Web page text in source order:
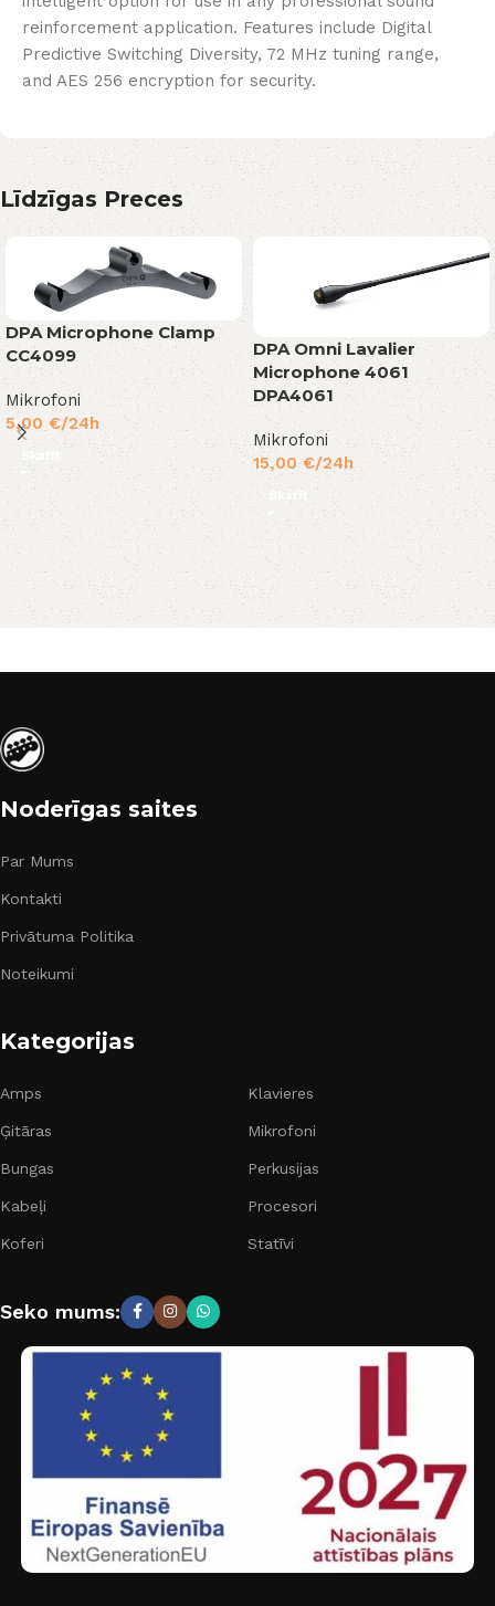
reinforcement application. Features include Digital
Predictive Switching Diversity, 72 MHz tuning range,
and AES 256 encryption for security.
Līdzīgas Preces
DPA Microphone Clamp
CC4099
Mikrofoni
5,00 €/24h
Skatīt
DPA Omni Lavalier
Microphone 4061
DPA4061
Mikrofoni
15,00 €/24h
Skatīt
Noderīgas saites
Par Mums
Kontakti
Privātuma Politika
Noteikumi
Kategorijas
Amps
Ģitāras
Bungas
Kabeļi
Koferi
Klavieres
Mikrofoni
Perkusijas
Procesori
Statīvi
Seko mums: